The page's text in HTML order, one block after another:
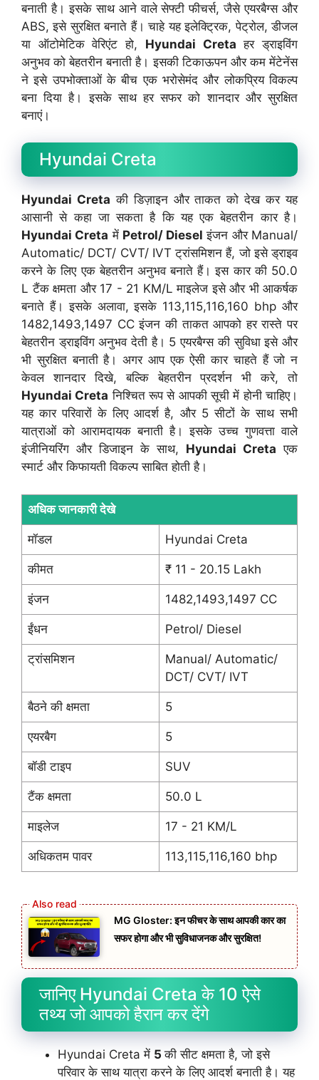
बनाती है। इसके साथ आने वाले सेफ्टी फीचर्स, जैसे एयरबैग्स और
ABS, इसे सुरक्षित बनाते हैं। चाहे यह इलेक्ट्रिक, पेट्रोल, डीजल
या ऑटोमेटिक वेरिएंट हो, Hyundai Creta हर ड्राइविंग
अनुभव को बेहतरीन बनाती है। इसकी टिकाऊपन और कम मेंटेनेंस
ने इसे उपभोक्ताओं के बीच एक भरोसेमंद और लोकप्रिय विकल्प
बना दिया है। इसके साथ हर सफर को शानदार और सुरक्षित
बनाएं।
Hyundai Creta
Hyundai Creta की डिज़ाइन और ताकत को देख कर यह
आसानी से कहा जा सकता है कि यह एक बेहतरीन कार है।
Hyundai Creta में Petrol/ Diesel इंजन और Manual/
Automatic/ DCT/ CVT/ IVT ट्रांसमिशन हैं, जो इसे ड्राइव
करने के लिए एक बेहतरीन अनुभव बनाते हैं। इस कार की 50.0
L टैंक क्षमता और 17 - 21 KM/L माइलेज इसे और भी आकर्षक
बनाते हैं। इसके अलावा, इसके 113,115,116,160 bhp और
1482,1493,1497 CC इंजन की ताकत आपको हर रास्ते पर
बेहतरीन ड्राइविंग अनुभव देती है। 5 एयरबैग्स की सुविधा इसे और
भी सुरक्षित बनाती है। अगर आप एक ऐसी कार चाहते हैं जो न
केवल शानदार दिखे, बल्कि बेहतरीन प्रदर्शन भी करे, तो
Hyundai Creta निश्चित रूप से आपकी सूची में होनी चाहिए।
यह कार परिवारों के लिए आदर्श है, और 5 सीटों के साथ सभी
यात्राओं को आरामदायक बनाती है। इसके उच्च गुणवत्ता वाले
इंजीनियरिंग और डिजाइन के साथ, Hyundai Creta एक
स्मार्ट और किफायती विकल्प साबित होती है।
अधिक जानकारी देखे
मॉडल Hyundai Creta
कीमत ₹ 11 - 20.15 Lakh
इंजन 1482,1493,1497 CC
ईंधन Petrol/ Diesel
ट्रांसमिशन
Manual/ Automatic/
DCT/ CVT/ IVT
बैठने की क्षमता 5
एयरबैग 5
बॉडी टाइप SUV
टैंक क्षमता 50.0 L
माइलेज 17 - 21 KM/L
अधिकतम पावर 113,115,116,160 bhp
MG Gloster: इन फीचर के साथ आपकी कार का
सफर होगा और भी सुविधाजनक और सुरक्षित!
जानिए Hyundai Creta के 10 ऐसे
तथ्य जो आपको हैरान कर देंगे
Hyundai Creta में 5की सीट क्षमता है, जो इसे
परिवार के साथ यात्रा करने के लिए आदर्श बनाती है। यह